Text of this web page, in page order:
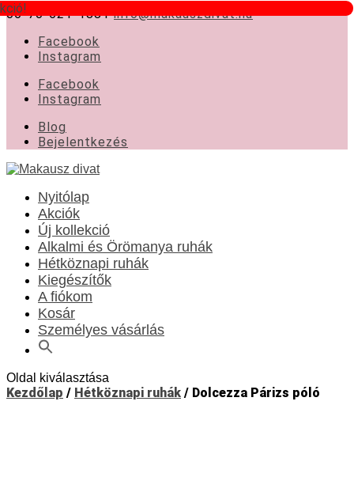
06-70-621-1881 info@makauszdivat.hu
Facebook
Instagram
Facebook
Instagram
Blog
Bejelentkezés
Nyitólap
Akciók
Új kollekció
Alkalmi és Örömanya ruhák
Hétköznapi ruhák
Kiegészítők
A fiókom
Kosár
Személyes vásárlás
Oldal kiválasztása
Kezdőlap / Hétköznapi ruhák / Dolcezza Párizs póló